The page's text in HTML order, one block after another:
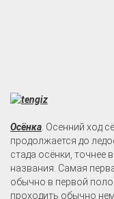
Осёнка. Осенний ход
продолжается до
стада осёнки, точнее
названия. Самая
обычно в первой
проходить обычно